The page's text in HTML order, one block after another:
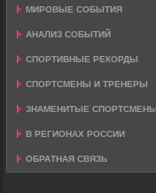
МИРОВЫЕ СОБЫТИЯ
АНАЛИЗ СОБЫТИЙ
СПОРТИВНЫЕ РЕКОРДЫ
СПОРТСМЕНЫ И ТРЕНЕРЫ
ЗНАМЕНИТЫЕ СПОРТСМЕНЫ
В РЕГИОНАХ РОССИИ
ОБРАТНАЯ СВЯЗЬ